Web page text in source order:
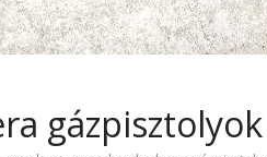
gázpisztolyok